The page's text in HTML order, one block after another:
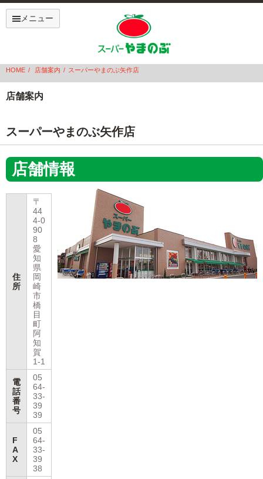
メニュー
HOME 店舗案内 スーパーやまのぶ矢作店
店舗案内
スーパーやまのぶ矢作店
店舗情報
住
所
〒
44
4-0
90
8
愛
知
県
岡
崎
市
橋
目
町
阿
知
賀
1-1
電
話
番
号
05
64-
33-
39
39
F
A
X
05
64-
33-
39
38